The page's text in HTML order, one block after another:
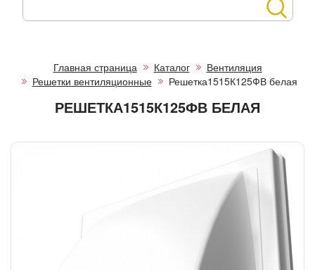
Главная страница Каталог
Вентиляция
Решетки вентиляционные
Решетка1515К125ФВ белая
РЕШЕТКА1515К125ФВ БЕЛАЯ